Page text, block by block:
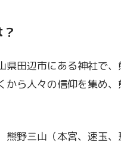
県田辺市にある神社で
から人々の信仰を集め
熊野三山（本宮、速玉